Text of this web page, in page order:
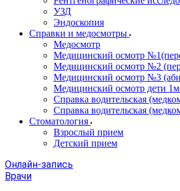
УЗД
Эндоскопия
Справки и медосмотры
Медосмотр
Медицинский осмотр
Медицинский осмотр №2
Медицинский осмотр №3
Медицинский осмотр дети
Справка водительская
Справка водительская
Стоматология
Взрослый прием
Детский прием
Онлайн-запись
Врачи